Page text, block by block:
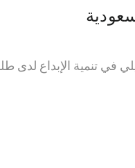
في تنمية الإبداع لدى